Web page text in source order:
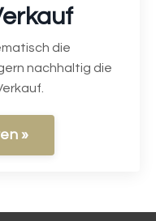
die
nachhaltig die
»